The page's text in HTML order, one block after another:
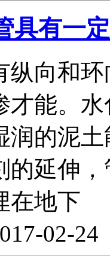
具有一
纵向和
才能。
润的泥
的延伸
在地下
02-